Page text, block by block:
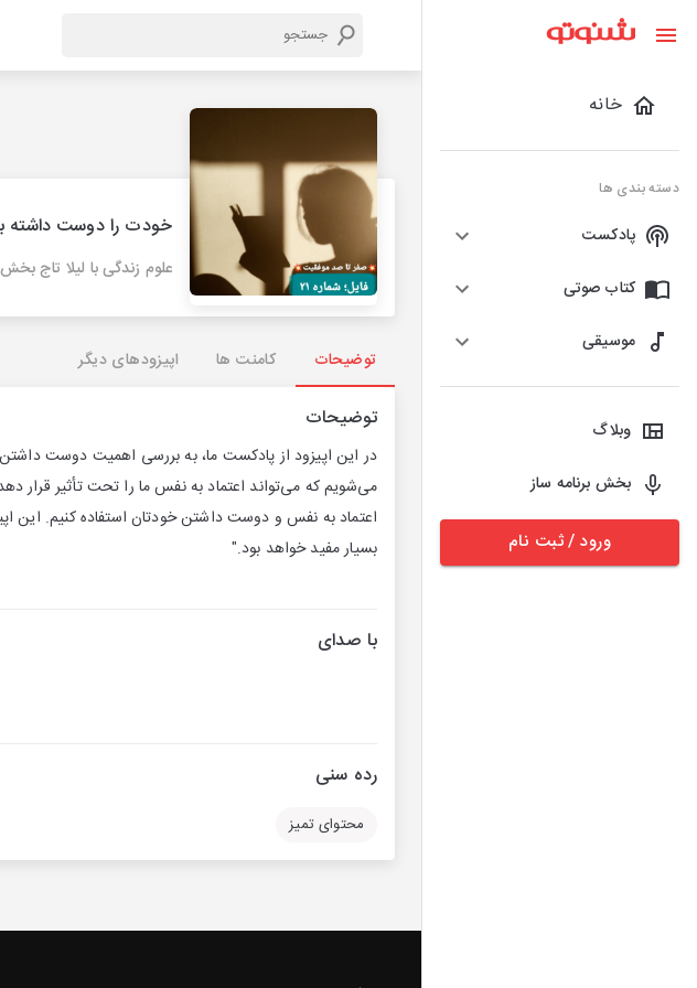
خانه
دسته بندی ها
پادکست
کتاب صوتی
موسیقی
وبلاگ
بخش برنامه ساز
ورود / ثبت نام
خودت را دوست داشته
علوم زندگی با لیلا تاج بخش
توضیحات کامنت ها اپیزودهای دیگر
توضیحات
در این اپیزود از پادکست ما، به بررسی اهمیت دوست
می‌شویم که می‌تواند اعتماد به نفس ما را تحت تأثیر قرار
اعتماد به نفس و دوست داشتن خودتان استفاده کنیم. این
بسیار مفید خواهد بود."
با صدای
رده سنی
محتوای تمیز